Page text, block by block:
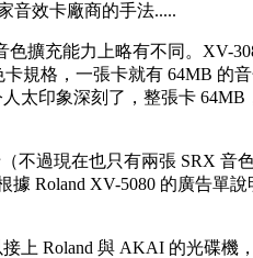
音效卡廠商的手法.....
擴充能力上略有不同。XV-
規格，一張卡就有 64MB 的
太印象深刻了，整張卡
不過現在也只有兩張 SRX
Roland XV-5080 的廣告單
上 Roland 與 AKAI 的光碟